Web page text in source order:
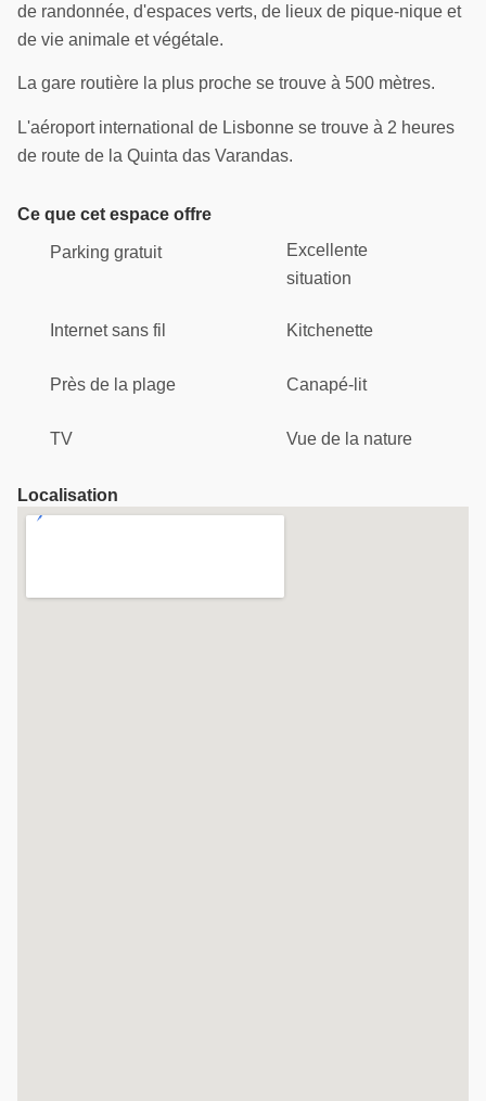
de randonnée, d'espaces verts, de lieux de pique-nique et
de vie animale et végétale.
La gare routière la plus proche se trouve à 500 mètres.
L'aéroport international de Lisbonne se trouve à 2 heures
de route de la Quinta das Varandas.
Ce que cet espace offre
Parking gratuit
Excellente
situation
Internet sans fil Kitchenette
Près de la plage Canapé-lit
TV Vue de la nature
Localisation